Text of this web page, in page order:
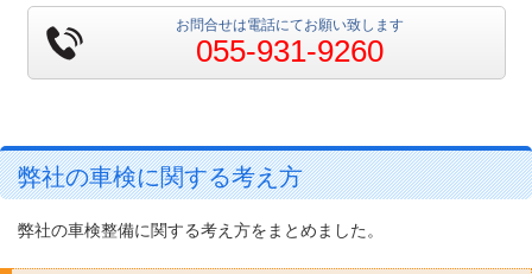
お問合せは電話にてお願い致します
055-931-9260
弊社の車検に関する考え方
弊社の車検整備に関する考え方をまとめました。